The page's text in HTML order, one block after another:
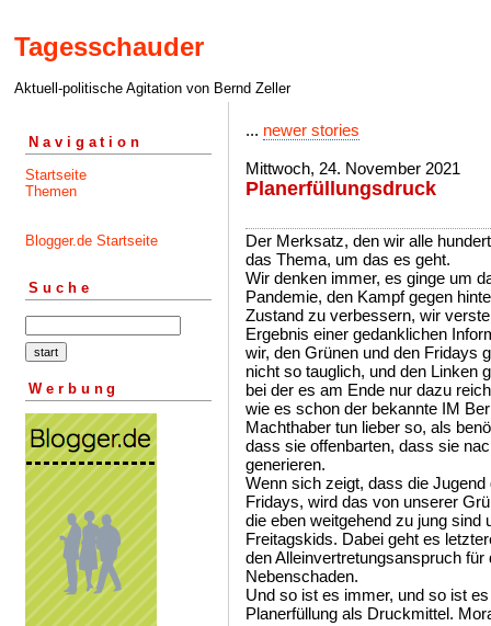
Tagesschauder
Aktuell-politische Agitation von Bernd Zeller
Navigation
Startseite
Themen
Blogger.de Startseite
Suche
Werbung
... newer stories
Mittwoch, 24. November 2021
Planerfüllungsdruck
Der Merksatz, den wir alle
das Thema, um das es geht.
Wir denken immer, es ginge um
Pandemie, den Kampf gegen
Zustand zu verbessern, wir
Ergebnis einer gedanklichen
wir, den Grünen und den Fridays
nicht so tauglich, und den Linken
bei der es am Ende nur dazu
wie es schon der bekannte IM
Machthaber tun lieber so, als
dass sie offenbarten, dass sie
generieren.
Wenn sich zeigt, dass die
Fridays, wird das von unserer
die eben weitgehend zu jung sind
Freitagskids. Dabei geht es
den Alleinvertretungsanspruch
Nebenschaden.
Und so ist es immer, und so ist
Planerfüllung als Druckmittel.